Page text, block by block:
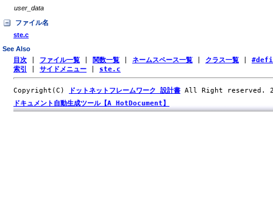
user_data
ファイル名
ste.c
See Also
目次 ファイル一覧 関数一覧 ネームスペース一覧 クラス一覧
索引
サイドメニュー ste.c
Copyright(C) ドットネットフレームワーク 設計書 All Right reserved.
ドキュメント自動生成ツール【A HotDocument】